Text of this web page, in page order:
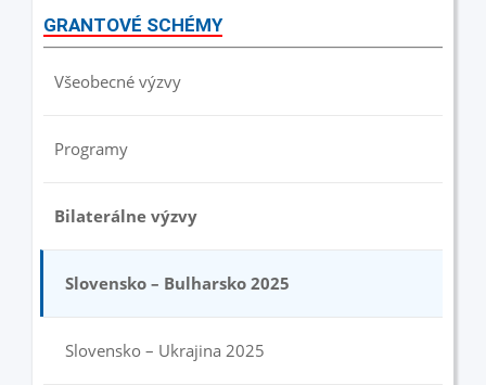
GRANTOVÉ SCHÉMY
Všeobecné výzvy
Programy
Bilaterálne výzvy
Slovensko – Bulharsko 2025
Slovensko – Ukrajina 2025